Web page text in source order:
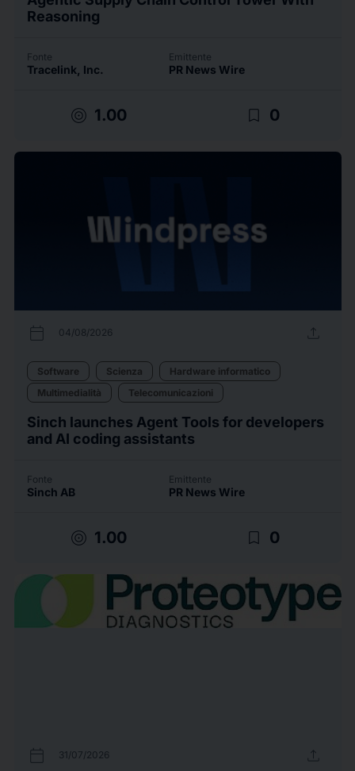
Reasoning
Fonte
Tracelink, Inc.
Emittente
PR News Wire
target 1.00 bookmark_border 0
calendar_today 04/08/2026 upload
Software Scienza
Hardware informatico
Multimedialità
Telecomunicazioni
Sinch launches Agent Tools for developers
and AI coding assistants
Fonte
Sinch AB
Emittente
PR News Wire
target 1.00 bookmark_border 0
calendar_today 31/07/2026 upload